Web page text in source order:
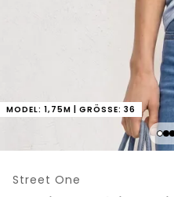
MODEL: 1,75M | GRÖSSE: 36
Street One